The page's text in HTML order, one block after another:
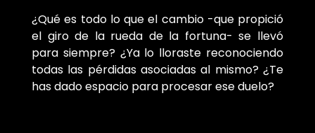
¿Qué es todo lo que el cambio -que propició
el giro de la rueda de la fortuna- se llevó
para siempre? ¿Ya lo lloraste reconociendo
todas las pérdidas asociadas al mismo? ¿Te
has dado espacio para procesar ese duelo?